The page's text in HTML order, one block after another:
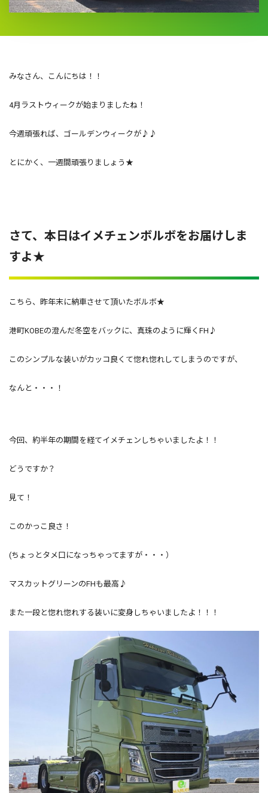
みなさん、こんにちは！！
4月ラストウィークが始まりましたね！
今週頑張れば、ゴールデンウィークが♪♪
とにかく、一週間頑張りましょう★
さて、本日はイメチェンボルボをお届けしま
すよ★
こちら、昨年末に納車させて頂いたボルボ★
港町KOBEの澄んだ冬空をバックに、真珠のように輝くFH♪
このシンプルな装いがカッコ良くて惚れ惚れしてしまうのですが、
なんと・・・！
今回、約半年の期間を経てイメチェンしちゃいましたよ！！
どうですか？
見て！
このかっこ良さ！
(ちょっとタメ口になっちゃってますが・・・）
マスカットグリーンのFHも最高♪
また一段と惚れ惚れする装いに変身しちゃいましたよ！！！